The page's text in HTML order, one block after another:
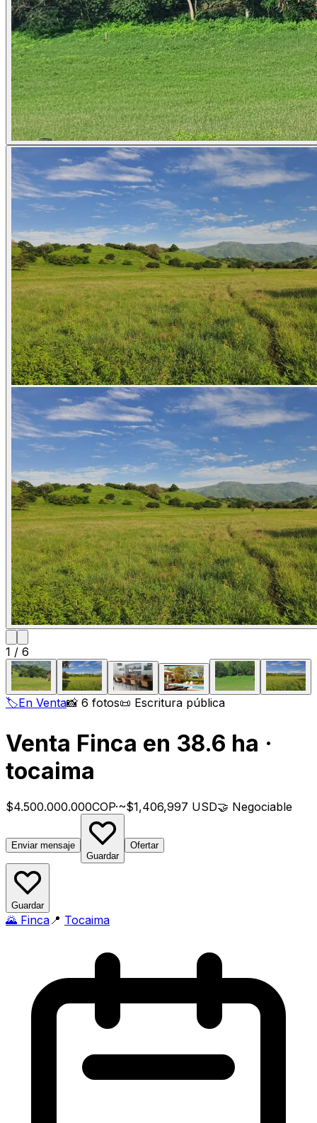
1 / 6
🏷️En Venta📸 6 fotos📜 Escritura pública
Venta Finca en 38.6 ha ·
tocaima
$4.500.000.000COP·~$1,406,997 USD🤝 Negociable
Enviar mensaje
Guardar
Ofertar
Guardar
🌄 Finca📍 Tocaima